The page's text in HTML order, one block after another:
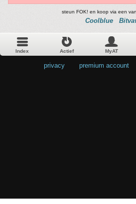
steun FOK! en koop via een
Coolblue
Index Actief MyAT
privacy premium account